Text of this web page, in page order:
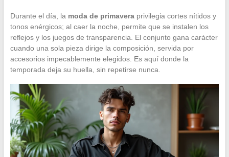
Durante el día, la moda de primaveraprivilegia cortes nítidos y
tonos enérgicos; al caer la noche, permite que se instalen los
reflejos y los juegos de transparencia. El conjunto gana carácter
cuando una sola pieza dirige la composición, servida por
accesorios impecablemente elegidos. Es aquí donde la
temporada deja su huella, sin repetirse nunca.